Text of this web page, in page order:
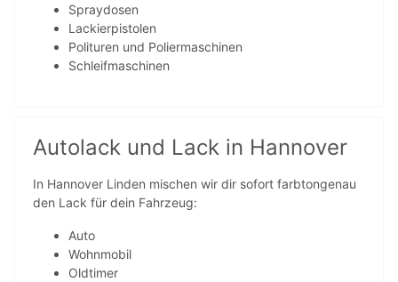
Spraydosen
Lackierpistolen
Polituren und Poliermaschinen
Schleifmaschinen
Autolack und Lack in Hannover
In Hannover Linden mischen wir dir sofort farbtongenau
den Lack für dein Fahrzeug:
Auto
Wohnmobil
Oldtimer